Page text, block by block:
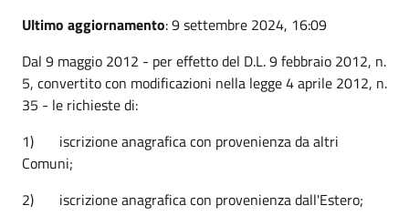
Ultimo aggiornamento: 9 settembre 2024, 16:09
Dal 9 maggio 2012 - per effetto del D.L. 9 febbraio 2012, n.
5, convertito con modificazioni nella legge 4 aprile 2012, n.
35 - le richieste di:
1) iscrizione anagrafica con provenienza da altri
Comuni;
2) iscrizione anagrafica con provenienza dall'Estero;